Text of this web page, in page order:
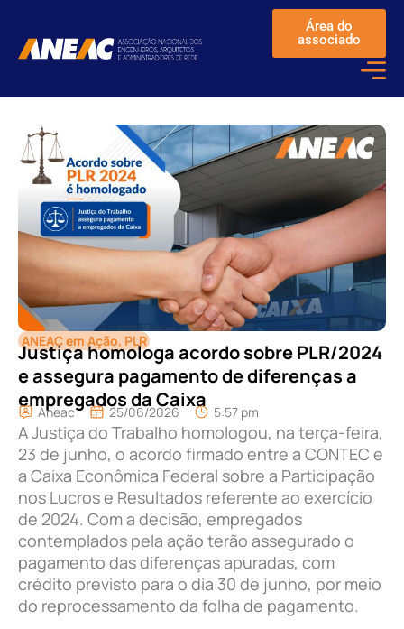
Área do
associado
ANEAC em Ação, PLR
Justiça homologa acordo sobre PLR/2024
e assegura pagamento de diferenças a
empregados da Caixa
Aneac 25/06/2026 5:57 pm
A Justiça do Trabalho homologou, na terça-feira,
23 de junho, o acordo firmado entre a CONTEC e
a Caixa Econômica Federal sobre a Participação
nos Lucros e Resultados referente ao exercício
de 2024. Com a decisão, empregados
contemplados pela ação terão assegurado o
pagamento das diferenças apuradas, com
crédito previsto para o dia 30 de junho, por meio
do reprocessamento da folha de pagamento.